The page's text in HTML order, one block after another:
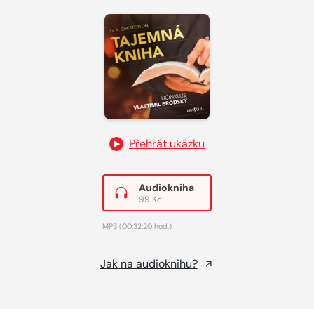
Přehrát ukázku
Audiokniha
99 Kč
MP3 (00:32:20 hod.)
Jak na audioknihu?